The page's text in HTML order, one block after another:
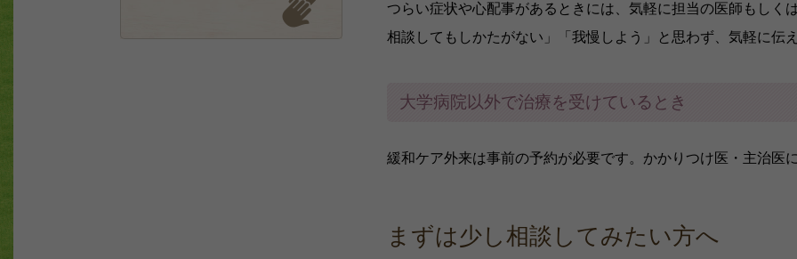
つらい症状や心配事があるときには、気軽に担当の医師もしく
相談してもしかたがない」「我慢しよう」と思わず、気軽に伝
大学病院以外で治療を受けているとき
緩和ケア外来は事前の予約が必要です。かかりつけ医・主治医
まずは少し相談してみたい方へ